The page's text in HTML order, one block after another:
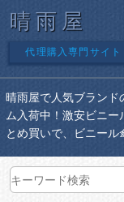
晴雨屋
代理購入専門サイト
晴雨屋で人気ブランド
ム入荷中！激安ビニ
とめ買いで、ビニール